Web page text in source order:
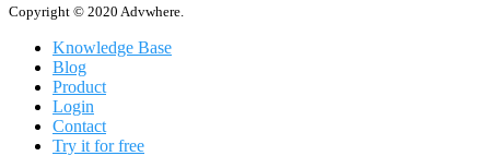
Copyright © 2020 Advwhere.
Knowledge Base
Blog
Product
Login
Contact
Try it for free